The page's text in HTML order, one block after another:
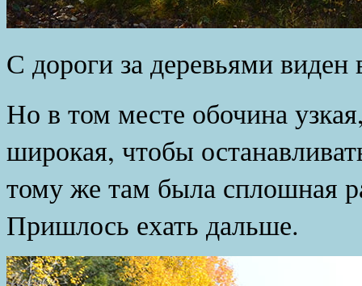
С дороги за деревьями виден
Но в том месте обочина
широкая, чтобы
тому же там была сплошная
Пришлось ехать дальше.